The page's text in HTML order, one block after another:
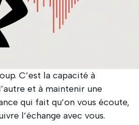
C’est la capacité à
et à maintenir une
qui fait qu’on vous écoute,
l’échange avec vous.